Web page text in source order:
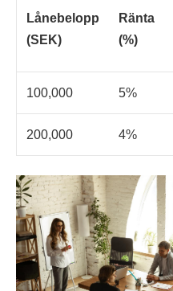
Lånebelopp
(SEK)
Ränta
(%)
100,000 5%
200,000 4%